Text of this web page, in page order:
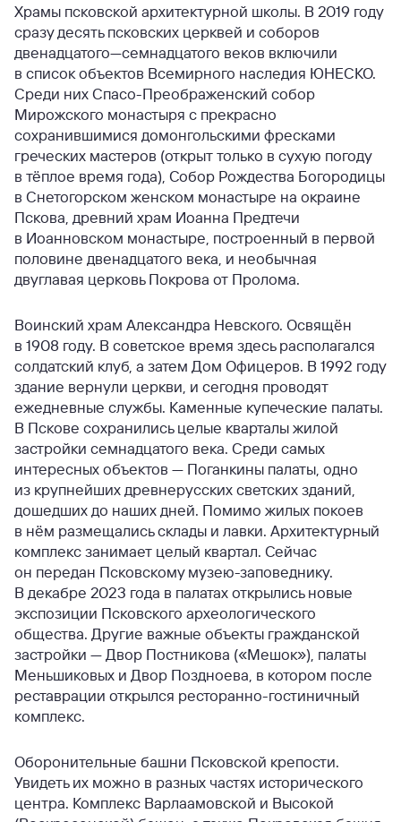
Храмы псковской архитектурной школы. В 2019 году
сразу десять псковских церквей и соборов
двенадцатого—семнадцатого веков включили
в список объектов Всемирного наследия ЮНЕСКО.
Среди них Спасо-Преображенский собор
Мирожского монастыря с прекрасно
сохранившимися домонгольскими фресками
греческих мастеров (открыт только в сухую погоду
в тёплое время года), Собор Рождества Богородицы
в Снетогорском женском монастыре на окраине
Пскова, древний храм Иоанна Предтечи
в Иоанновском монастыре, построенный в первой
половине двенадцатого века, и необычная
двуглавая церковь Покрова от Пролома.
Воинский храм Александра Невского. Освящён
в 1908 году. В советское время здесь располагался
солдатский клуб, а затем Дом Офицеров. В 1992 году
здание вернули церкви, и сегодня проводят
ежедневные службы. Каменные купеческие палаты.
В Пскове сохранились целые кварталы жилой
застройки семнадцатого века. Среди самых
интересных объектов — Поганкины палаты, одно
из крупнейших древнерусских светских зданий,
дошедших до наших дней. Помимо жилых покоев
в нём размещались склады и лавки. Архитектурный
комплекс занимает целый квартал. Сейчас
он передан Псковскому музею-заповеднику.
В декабре 2023 года в палатах открылись новые
экспозиции Псковского археологического
общества. Другие важные объекты гражданской
застройки — Двор Постникова («Мешок»), палаты
Меньшиковых и Двор Поздноева, в котором после
реставрации открылся ресторанно-гостиничный
комплекс.
Оборонительные башни Псковской крепости.
Увидеть их можно в разных частях исторического
центра. Комплекс Варлаамовской и Высокой